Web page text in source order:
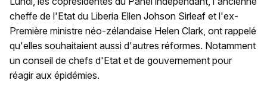
cheffe de l'Etat du Liberia Ellen Johson Sirleaf et l'ex-
Première ministre néo-zélandaise Helen Clark, ont rappelé
qu'elles souhaitaient aussi d'autres réformes. Notamment
un conseil de chefs d'Etat et de gouvernement pour
réagir aux épidémies.